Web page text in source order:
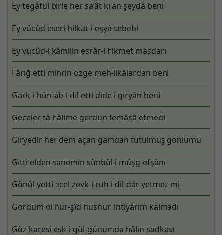
Ey tegâfül birle her sa’ât kılan şeydâ beni
Ey vücûd eseri hilkat-i eşyâ sebebi
Ey vücûd-i kâmilin esrâr-i hikmet masdarı
Fâriğ etti mihrin özge meh-likâlardan beni
Gark-i hûn-âb-i dil etti dide-i giryân beni
Geceler tâ hâlime gerdun temâşâ etmedi
Giryedir her dem açan gamdan tutulmuş gönlümü
Gitti elden sanemin sünbül-i müşg-efşânı
Gönül yetti ecel zevk-i ruh-i dil-dâr yetmez mi
Gördüm ol hur-şîd hüsnün ihtiyârım kalmadı
Göz karesi eşk-i gül-gûnumda hâlin sadkası